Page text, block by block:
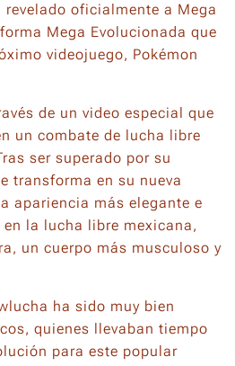
revelado oficialmente a Mega
Mega Evolucionada que
videojuego, Pokémon
de un video especial que
un combate de lucha libre
ser superado por su
transforma en su nueva
apariencia más elegante e
la lucha libre mexicana,
un cuerpo más musculoso y
ha sido muy bien
quienes llevaban tiempo
para este popular